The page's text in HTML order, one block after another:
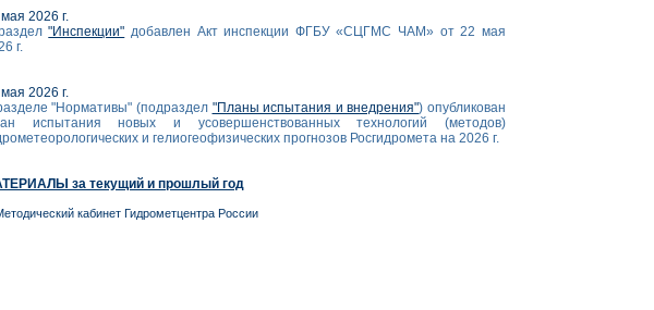
2026 г.
"Инспекции" добавлен Акт инспекции ФГБУ «СЦГМС ЧАМ» от 22 мая
г.
2026 г.
"Нормативы" (подраздел "Планы испытания и внедрения") опубликован
испытания новых и усовершенствованных технологий (методов)
и гелиогеофизических прогнозов Росгидромета на 2026 г.
за текущий и прошлый год
кабинет Гидрометцентра России